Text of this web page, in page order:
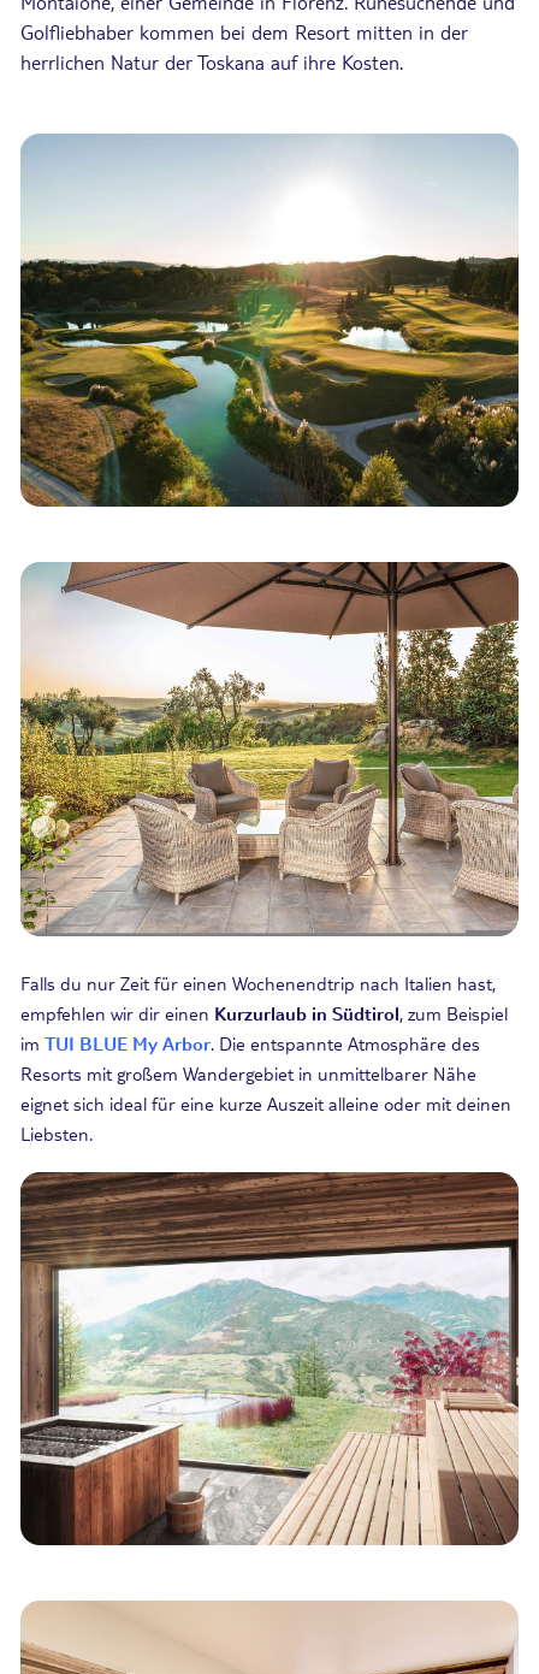
Golfliebhaber kommen bei dem Resort mitten in der
herrlichen Natur der Toskana auf ihre Kosten.
Falls du nur Zeit für einen Wochenendtrip nach Italien hast,
empfehlen wir dir einen Kurzurlaub in Südtirol , zum Beispiel
im TUI BLUE My Arbor . Die entspannte Atmosphäre des
Resorts mit großem Wandergebiet in unmittelbarer Nähe
eignet sich ideal für eine kurze Auszeit alleine oder mit deinen
Liebsten.